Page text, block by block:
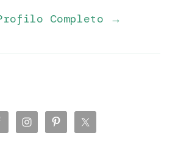
Completo →